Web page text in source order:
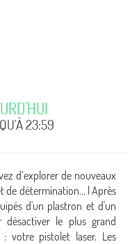
23:59
d’explorer de nouveaux
de détermination... l Après
d'un plastron et d'un
le plus grand
: votre pistolet laser. Les